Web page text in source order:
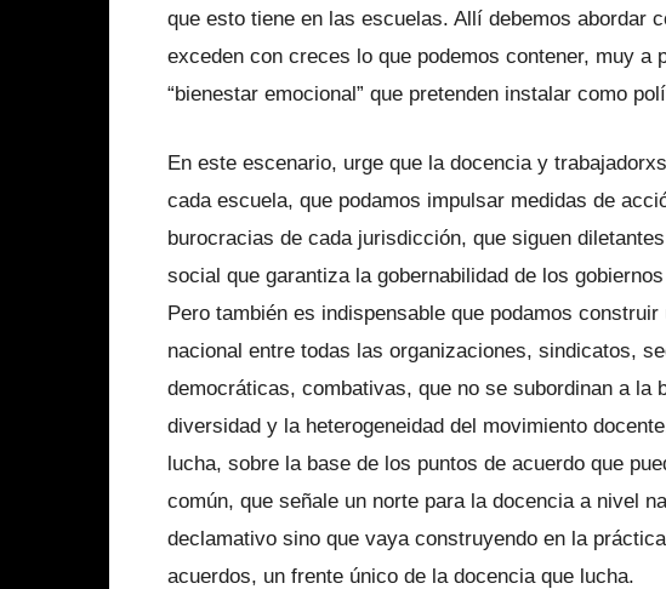
que esto tiene en las escuelas. Allí debemos abordar
exceden con creces lo que podemos contener, muy a
“bienestar emocional” que pretenden instalar como
En este escenario, urge que la docencia y
cada escuela, que podamos impulsar medidas de
burocracias de cada jurisdicción, que siguen
social que garantiza la gobernabilidad de los
Pero también es indispensable que podamos
nacional entre todas las organizaciones, sindicatos,
democráticas, combativas, que no se subordinan a la
diversidad y la heterogeneidad del movimiento
lucha, sobre la base de los puntos de acuerdo que
común, que señale un norte para la docencia a nivel
declamativo sino que vaya construyendo en la
acuerdos, un frente único de la docencia que lucha.